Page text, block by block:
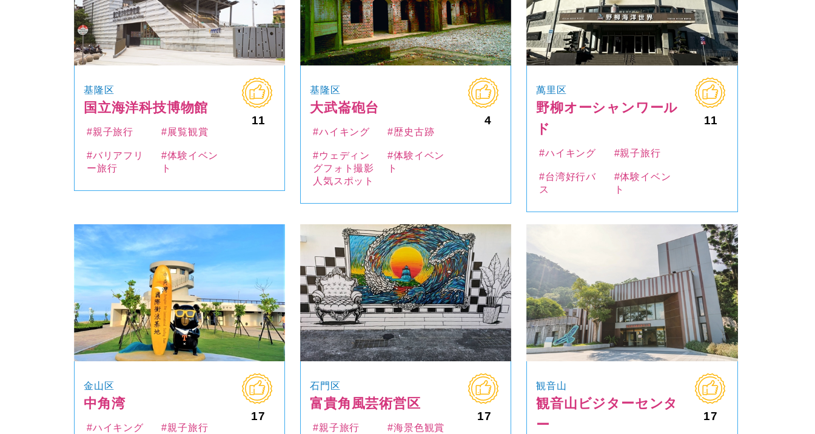
基隆区
国立海洋科技博物館
11
#親子旅行 #展覧観賞
#バリアフリ
ー旅行
#体験イベン
ト
基隆区
大武崙砲台
4
#ハイキング #歴史古跡
#ウェディン
グフォト撮影
人気スポット
#体験イベン
ト
萬里区
野柳オーシャンワール
ド
11
#ハイキング #親子旅行
#台湾好行バ
ス
#体験イベン
ト
金山区
中角湾
17
#ハイキング #親子旅行
石門区
富貴角風芸術営区
17
#親子旅行 #海景色観賞
観音山
観音山ビジターセンタ
ー
17